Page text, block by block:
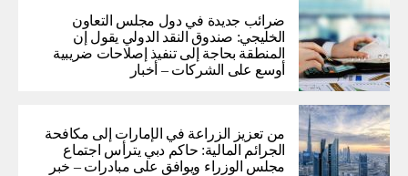
ضرائب جديدة في دول مجلس التعاون
الخليجي: صندوق النقد الدولي يقول إن
المنطقة بحاجة إلى تنفيذ إصلاحات ضريبية
أوسع على الشركات – أخبار
من تعزيز الزراعة في الإمارات إلى مكافحة
الجرائم المالية: حاكم دبي يترأس اجتماع
مجلس الوزراء ويوافق على مبادرات – خبر